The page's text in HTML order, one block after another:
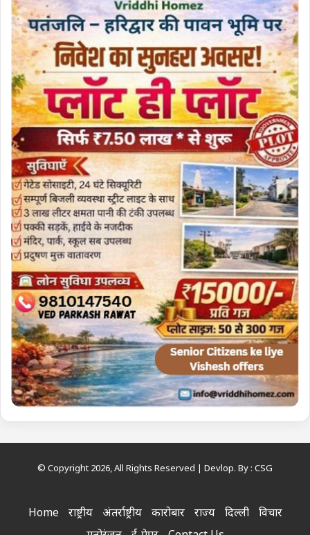
© Copyright 2026, All Rights Reserved | Devlop. By : CSG
Home राष्ट्रीय अंतर्राष्ट्रीय कारोबार राज्य दिल्ली
विचार